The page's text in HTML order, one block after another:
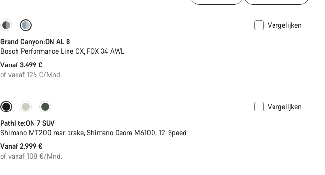
Dropper post
Vergelijken
Grand Canyon:ON AL 8
Bosch Performance Line CX, FOX 34 AWL
Vanaf 3.499 €
of vanaf 126 €/Mnd.
Vergelijken
Pathlite:ON 7 SUV
Shimano MT200 rear brake, Shimano Deore M6100, 12-Speed
Vanaf 2.999 €
of vanaf 108 €/Mnd.